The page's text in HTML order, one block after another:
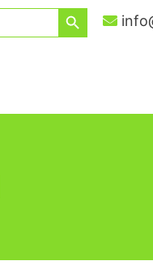
Search Button